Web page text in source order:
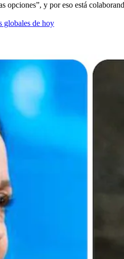
opciones”, y por eso está
globales de hoy